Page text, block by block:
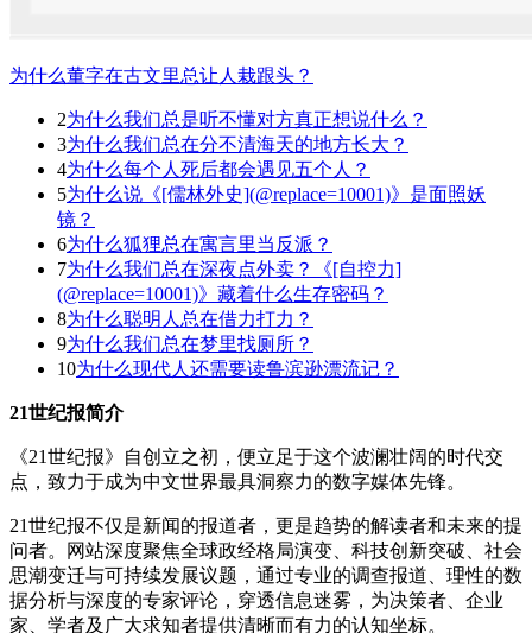
为什么董字在古文里总让人栽跟头？
2为什么我们总是听不懂对方真正想说什么？
3为什么我们总在分不清海天的地方长大？
4为什么每个人死后都会遇见五个人？
5为什么说《[儒林外史](@replace=10001)》是面照妖
镜？
6为什么狐狸总在寓言里当反派？
7为什么我们总在深夜点外卖？《[自控力]
(@replace=10001)》藏着什么生存密码？
8为什么聪明人总在借力打力？
9为什么我们总在梦里找厕所？
10为什么现代人还需要读鲁滨逊漂流记？
21世纪报简介
《21世纪报》自创立之初，便立足于这个波澜壮阔的时代交
点，致力于成为中文世界最具洞察力的数字媒体先锋。
21世纪报不仅是新闻的报道者，更是趋势的解读者和未来的提
问者。网站深度聚焦全球政经格局演变、科技创新突破、社会
思潮变迁与可持续发展议题，通过专业的调查报道、理性的数
据分析与深度的专家评论，穿透信息迷雾，为决策者、企业
家、学者及广大求知者提供清晰而有力的认知坐标。